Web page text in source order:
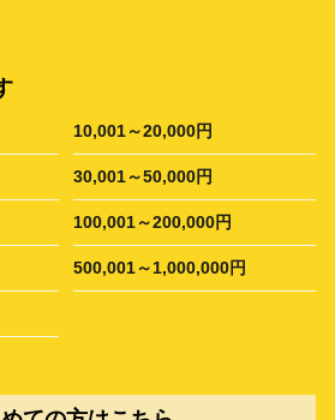
10,001～20,000円
30,001～50,000円
100,001～200,000円
500,001～1,000,000円